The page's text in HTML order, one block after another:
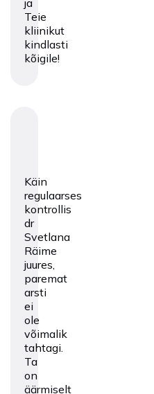
ja
Teie
kliinikut
kindlasti
kõigile!
Käin
regulaarses
kontrollis
dr
Svetlana
Räime
juures,
paremat
arsti
ei
ole
võimalik
tahtagi.
Ta
on
äärmiselt